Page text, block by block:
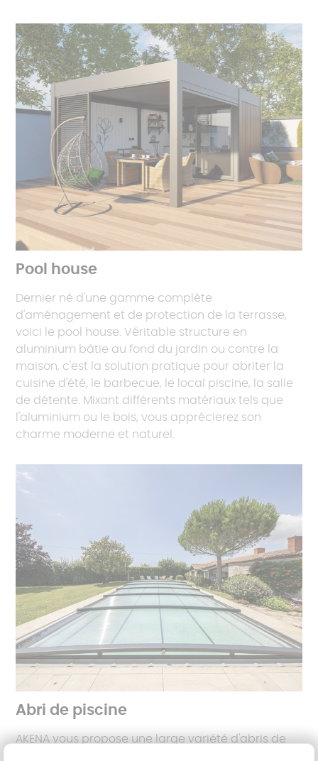
Pool house
Dernier né d'une gamme complète
d'aménagement et de protection de la terrasse,
voici le pool house. Véritable structure en
aluminium bâtie au fond du jardin ou contre la
maison, c'est la solution pratique pour abriter la
cuisine d'été, le barbecue, le local piscine, la salle
de détente. Mixant différents matériaux tels que
l'aluminium ou le bois, vous apprécierez son
charme moderne et naturel.
Abri de piscine
AKENA vous propose une large variété d'abris de